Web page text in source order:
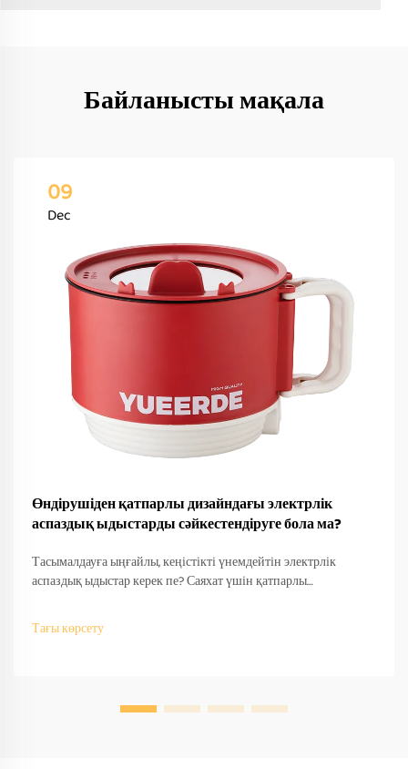
Байланысты мақала
09
Dec
Өндірушіден қатпарлы дизайндағы электрлік
аспаздық ыдыстарды сәйкестендіруге бола ма?
Тасымалдауға ыңғайлы, кеңістікті үнемдейтін электрлік
аспаздық ыдыстар керек пе? Саяхат үшін қатпарлы
OEM/ODM қолдау, жылдам прототиптеу және халықаралық
сәйкестік. Бүгін-ақ сұраныс беріңіз.
Тағы көрсету